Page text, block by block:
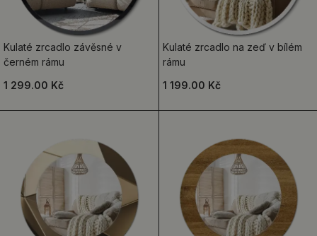
Kulaté zrcadlo závěsné v
černém rámu
1 299.00 Kč
Kulaté zrcadlo na zeď v bílém
rámu
1 199.00 Kč